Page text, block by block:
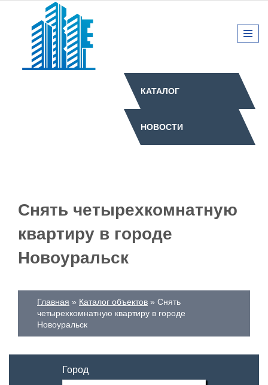
КАТАЛОГ
НОВОСТИ
Снять четырехкомнатную
квартиру в городе
Новоуральск
Главная Каталог объектов
Снять
четырехкомнатную квартиру в городе
Новоуральск
Город